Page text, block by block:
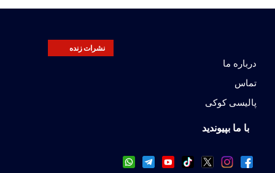
نشرات زنده
درباره ما
تماس
پالیسی کوکی
با ما بپیوندید